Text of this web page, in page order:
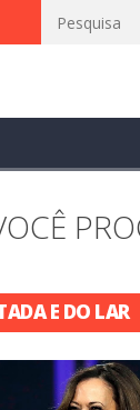
série
E DO LAR